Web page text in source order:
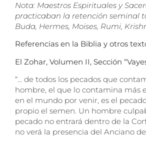
Nota: Maestros Espirituales y
practicaban la retención seminal
Buda, Hermes, Moises, Rumi,
Referencias en la Biblia y otros
El Zohar, Volumen II, Sección
“… de todos los pecados que
hombre, el que lo contamina más
en el mundo por venir, es el
propio el semen. Un hombre
pecado no entrará dentro de la
no verá la presencia del Anciano de